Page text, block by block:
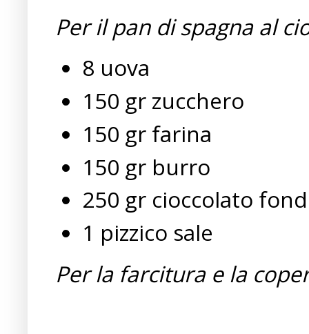
Per il pan di spagna al
8 uova
150 gr zucchero
150 gr farina
150 gr burro
250 gr cioccolato
1 pizzico sale
Per la farcitura e la